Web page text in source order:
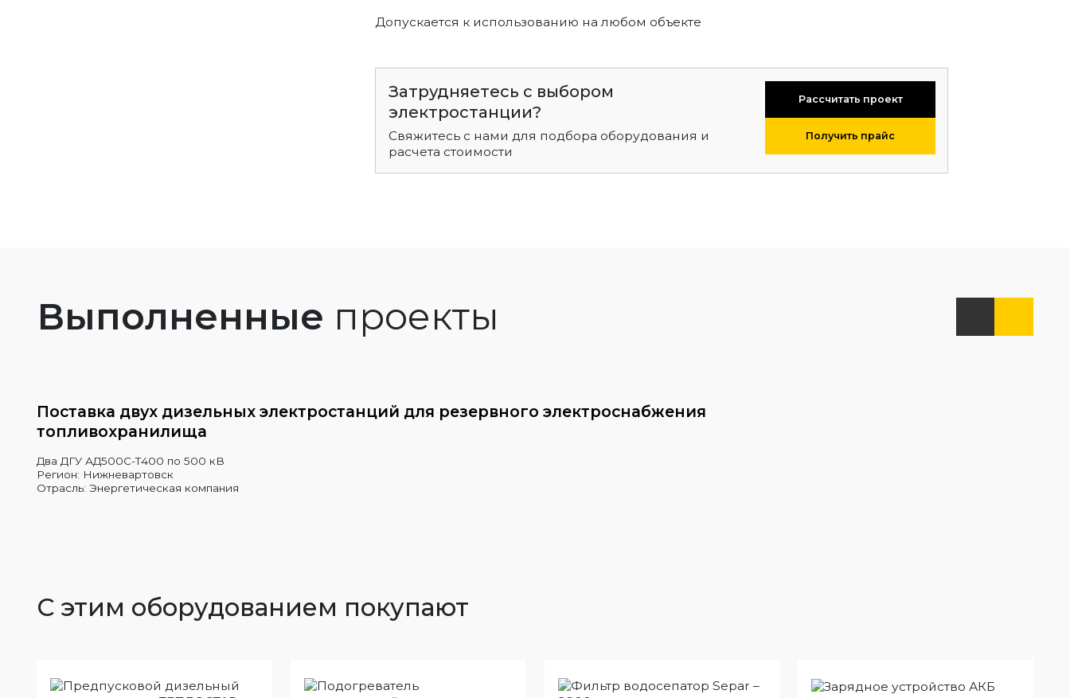
Допускается к использованию на любом объекте
Затрудняетесь с выбором
электростанции?
Свяжитесь с нами для подбора оборудования и
расчета стоимости
Рассчитать проект
Получить прайс
Выполненные проекты
Поставка двух дизельных электростанций для резервного электроснабжения
топливохранилища
Два ДГУ АД500С-Т400 по 500 кВ
Регион: Нижневартовск
Отрасль: Энергетическая компания
С этим оборудованием покупают